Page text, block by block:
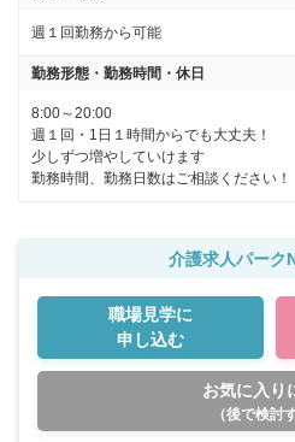
週１回勤務から可能
勤務形態・勤務時間・休日
8:00～20:00
週１回・1日１時間からでも大丈夫！
少しずつ増やしていけます
勤務時間、勤務日数はご相談ください！
介護求人パーク
職場見学に
申し込む
お気に入り
（後で検討